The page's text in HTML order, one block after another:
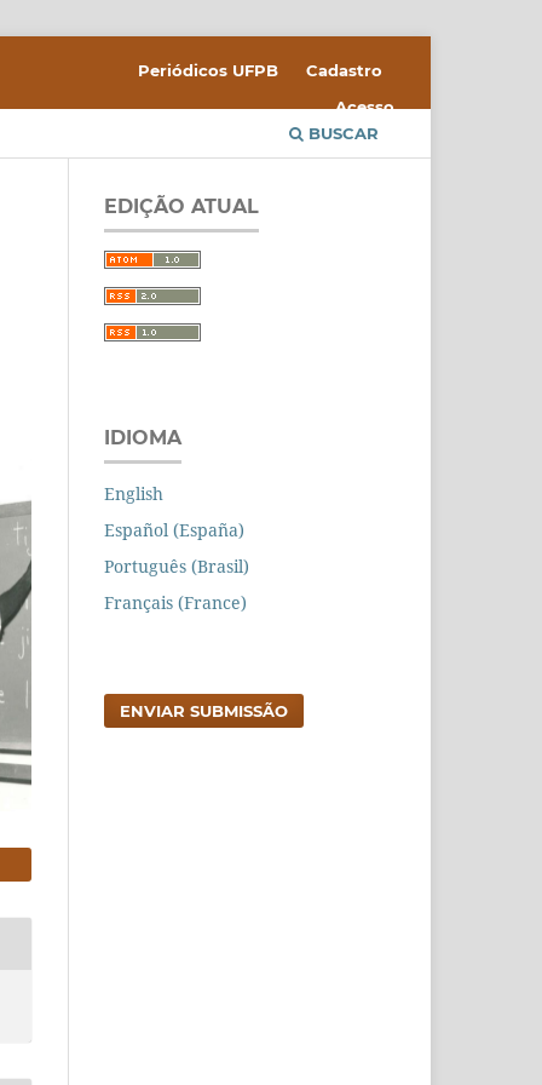
BUSCAR
Periódicos UFPB
Cadastro
Acesso
EDIÇÃO ATUAL
IDIOMA
English
Español (España)
Português (Brasil)
Français (France)
ENVIAR SUBMISSÃO